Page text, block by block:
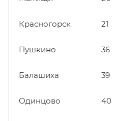
Красногорск 21
Пушкино 36
Балашиха 39
Одинцово 40